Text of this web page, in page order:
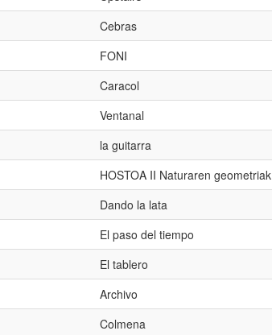
Cebras
FONI
Caracol
Ventanal
la guitarra
HOSTOA II Naturaren geometriak
Dando la lata
El paso del tiempo
El tablero
Archivo
Colmena